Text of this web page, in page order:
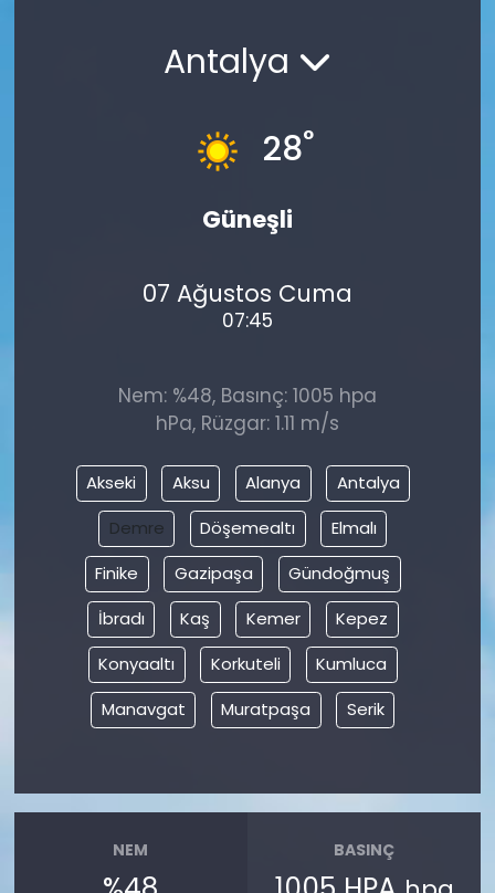
Antalya
28°
Güneşli
07 Ağustos Cuma
07:45
Nem: %48, Basınç: 1005 hpa
hPa, Rüzgar: 1.11 m/s
Akseki Aksu Alanya
Antalya
Demre
Döşemealtı
Elmalı
Finike
Gazipaşa
Gündoğmuş
İbradı
Kaş Kemer
Kepez
Konyaaltı
Korkuteli
Kumluca
Manavgat
Muratpaşa Serik
NEM BASINÇ